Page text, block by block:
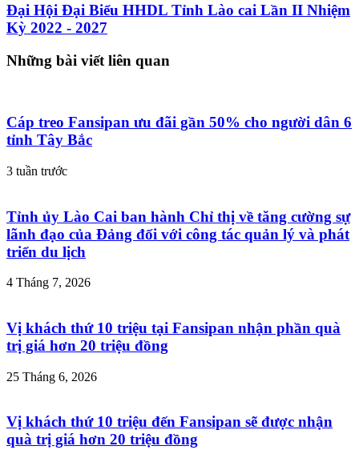
Đại Hội Đại Biểu HHDL Tỉnh Lào cai Lần II Nhiệm
Kỳ 2022 - 2027
Những bài viết liên quan
Cáp treo Fansipan ưu đãi gần 50% cho người dân 6
tỉnh Tây Bắc
3 tuần trước
Tỉnh ủy Lào Cai ban hành Chỉ thị về tăng cường sự
lãnh đạo của Đảng đối với công tác quản lý và phát
triển du lịch
4 Tháng 7, 2026
Vị khách thứ 10 triệu tại Fansipan nhận phần quà
trị giá hơn 20 triệu đồng
25 Tháng 6, 2026
Vị khách thứ 10 triệu đến Fansipan sẽ được nhận
quà trị giá hơn 20 triệu đồng